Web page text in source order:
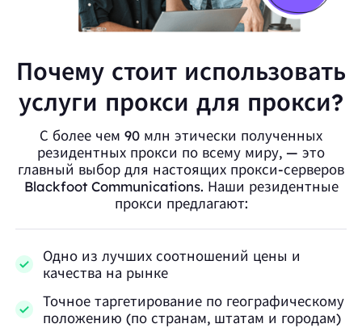
Почему стоит использовать
услуги прокси для прокси?
С более чем 90 млн этически полученных
резидентных прокси по всему миру, — это
главный выбор для настоящих прокси-серверов
Blackfoot Communications. Наши резидентные
прокси предлагают:
Одно из лучших соотношений цены и
качества на рынке
Точное таргетирование по географическому
положению (по странам, штатам и городам)